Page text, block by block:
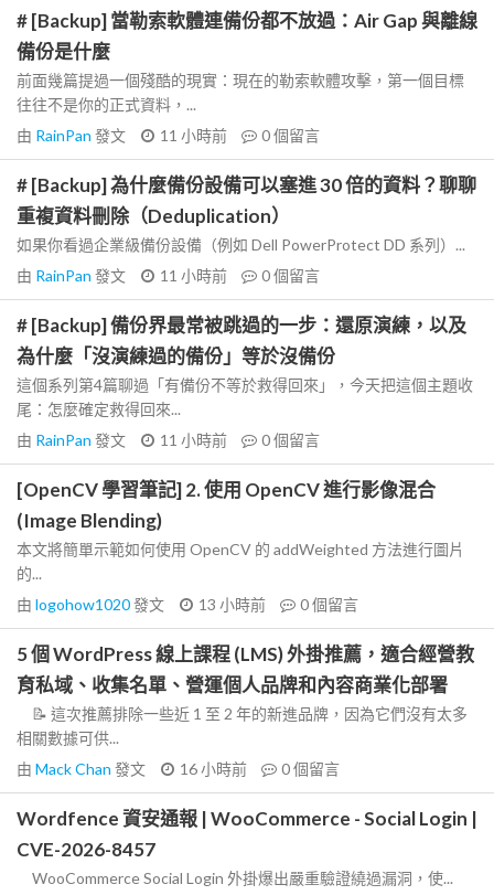
# [Backup] 當勒索軟體連備份都不放過：Air Gap 與離線
備份是什麼
前面幾篇提過一個殘酷的現實：現在的勒索軟體攻擊，第一個目標
往往不是你的正式資料，...
由 RainPan 發文 11 小時前 0個留言
# [Backup] 為什麼備份設備可以塞進 30 倍的資料？聊聊
重複資料刪除（Deduplication）
如果你看過企業級備份設備（例如 Dell PowerProtect DD 系列）...
由 RainPan 發文 11 小時前 0個留言
# [Backup] 備份界最常被跳過的一步：還原演練，以及
為什麼「沒演練過的備份」等於沒備份
這個系列第4篇聊過「有備份不等於救得回來」，今天把這個主題收
尾：怎麼確定救得回來...
由 RainPan 發文 11 小時前 0個留言
[OpenCV 學習筆記] 2. 使用 OpenCV 進行影像混合
(Image Blending)
本文將簡單示範如何使用 OpenCV 的 addWeighted 方法進行圖片
的...
由 logohow1020發文 13 小時前 0個留言
5 個 WordPress 線上課程 (LMS) 外掛推薦，適合經營教
育私域、收集名單、營運個人品牌和內容商業化部署
📝 這次推薦排除一些近 1 至 2 年的新進品牌，因為它們沒有太多
相關數據可供...
由 Mack Chan 發文 16 小時前 0個留言
Wordfence 資安通報 | WooCommerce - Social Login |
CVE-2026-8457
WooCommerce Social Login 外掛爆出嚴重驗證繞過漏洞，使...